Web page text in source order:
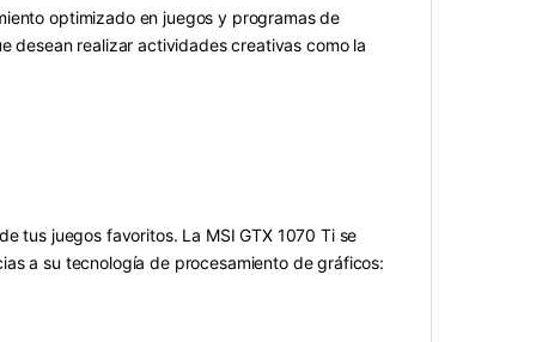
optimizado en juegos y programas de
desean realizar actividades creativas como la
tus juegos favoritos. La MSI GTX 1070 Ti se
a su tecnología de procesamiento de gráficos: